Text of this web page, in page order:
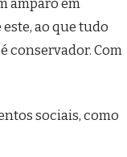
amparo em
ao que tudo
conservador. Com
sociais, como